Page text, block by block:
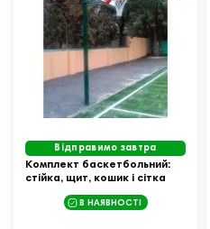
Відправимо завтра
Комплект баскетбольний:
стійка, щит, кошик і сітка
В НАЯВНОСТІ